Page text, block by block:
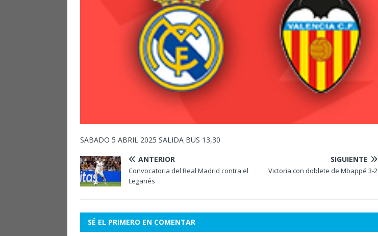
SABADO 5 ABRIL 2025 SALIDA BUS 13,30
ANTERIOR
Convocatoria del Real Madrid contra el
Leganés
SIGUIENTE
Victoria con doblete de Mbappé 3-2
SÉ EL PRIMERO EN COMENTAR